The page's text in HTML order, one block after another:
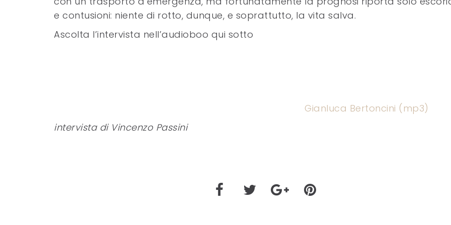
e contusioni: niente di rotto, dunque, e soprattutto, la vita salva.
Ascolta l’intervista nell’audioboo qui sotto
Gianluca Bertoncini (mp3)
intervista di Vincenzo Passini